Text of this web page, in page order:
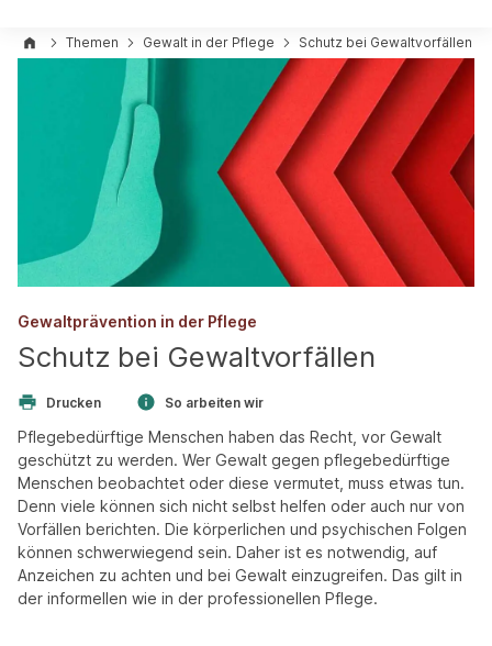
Themen Gewalt in der Pflege Schutz bei Gewaltvorfällen
Gewaltprävention in der Pflege
Schutz bei Gewaltvorfällen
Drucken So arbeiten wir
Pflegebedürftige Menschen haben das Recht, vor Gewalt
geschützt zu werden. Wer Gewalt gegen pflegebedürftige
Menschen beobachtet oder diese vermutet, muss etwas tun.
Denn viele können sich nicht selbst helfen oder auch nur von
Vorfällen berichten. Die körperlichen und psychischen Folgen
können schwerwiegend sein. Daher ist es notwendig, auf
Anzeichen zu achten und bei Gewalt einzugreifen. Das gilt in
der informellen wie in der professionellen Pflege.